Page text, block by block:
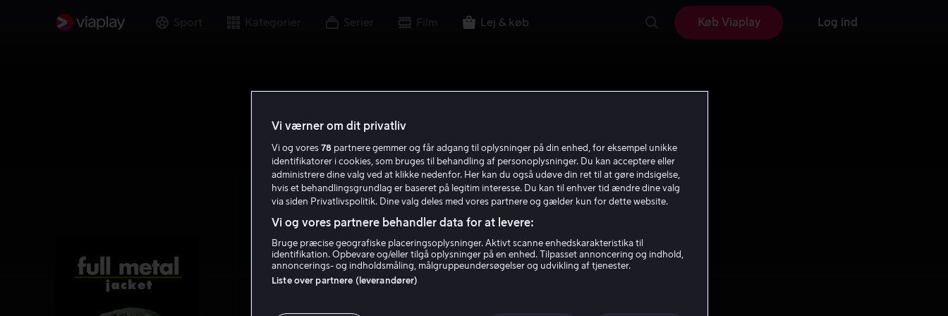
Sport Kategorier Serier Film Lej & køb Køb Viaplay Log ind
Vi værner om dit privatliv
Vi og vores 78 partnere gemmer og får adgang til oplysninger på din enhed, for eksempel unikke
identifikatorer i cookies, som bruges til behandling af personoplysninger. Du kan acceptere eller
administrere dine valg ved at klikke nedenfor. Her kan du også udøve din ret til at gøre indsigelse,
hvis et behandlingsgrundlag er baseret på legitim interesse. Du kan til enhver tid ændre dine valg
via siden Privatlivspolitik. Dine valg deles med vores partnere og gælder kun for dette website.
Vi og vores partnere behandler data for at levere:
Bruge præcise geografiske placeringsoplysninger. Aktivt scanne enhedskarakteristika til
identifikation. Opbevare og/eller tilgå oplysninger på en enhed. Tilpasset annoncering og indhold,
annoncerings- og indholdsmåling, målgruppeundersøgelser og udvikling af tjenester.
Liste over partnere (leverandører)